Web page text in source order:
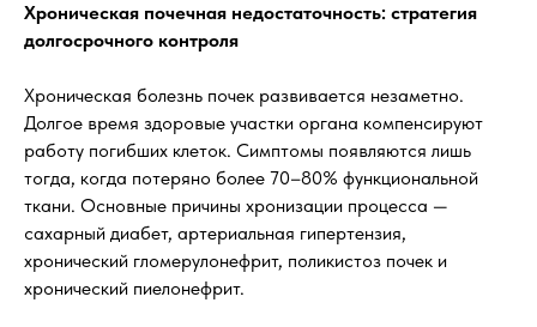
Хроническая почечная недостаточность: стратегия
долгосрочного контроля
Хроническая болезнь почек развивается незаметно.
Долгое время здоровые участки органа компенсируют
работу погибших клеток. Симптомы появляются лишь
тогда, когда потеряно более 70–80% функциональной
ткани. Основные причины хронизации процесса —
сахарный диабет, артериальная гипертензия,
хронический гломерулонефрит, поликистоз почек и
хронический пиелонефрит.